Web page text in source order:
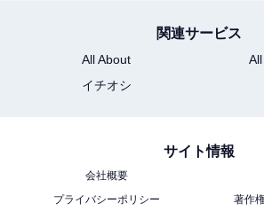
画像出典：フジテレビ系『おっさんのパンツがな
関連サービス
All About
イチオシ
サイト情報
会社概要
プライバシーポリシー
著作